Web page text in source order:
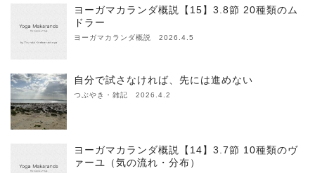
ヨーガマカランダ概説【15】3.8節 20種類のム
ドラー
ヨーガマカランダ概説 2026.4.5
自分で試さなければ、先には進めない
つぶやき・雑記 2026.4.2
ヨーガマカランダ概説【14】3.7節 10種類のヴ
ァーユ（気の流れ・分布）